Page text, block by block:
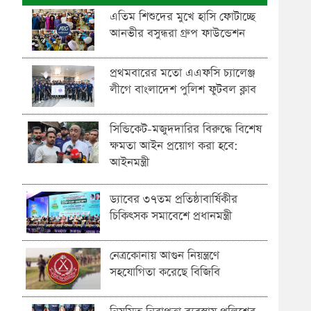
এতিম শিশুদের মুখে হাসি ফোটাচ্ছে
আনভীর বসুন্ধরা গ্রুপ ফাউন্ডেশন
প্রথমবারের মতো এএফসি চ্যালেঞ্জ
লীগে বাংলাদেশ পুলিশ ফুটবল ক্লাব
সিন্ডিকেট-মজুদদারির বিরুদ্ধে বিশেষ
ক্ষমতা আইন প্রয়োগ করা হবে:
আইনমন্ত্রী
ড্যাবের ৩৭তম প্রতিষ্ঠাবার্ষিকীর
চিকিৎসক সমাবেশে প্রধানমন্ত্রী
নেত্রকোনায় আগুন নিয়ন্ত্রণে
সহযোগিতা করেছে বিজিবি